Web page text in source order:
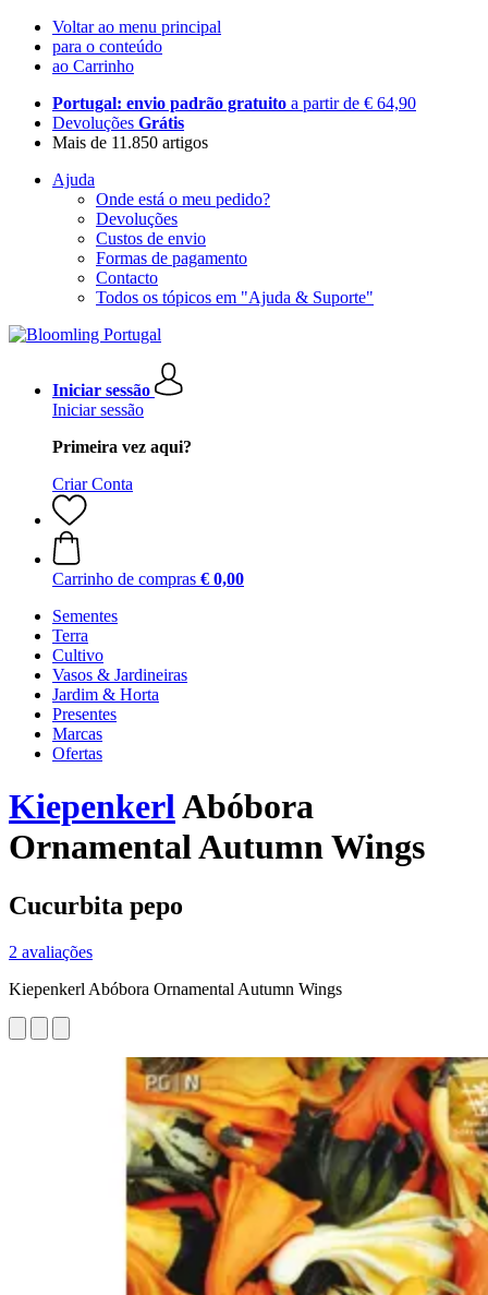
Voltar ao menu principal
para o conteúdo
ao Carrinho
Portugal: envio padrão gratuito a partir de € 64,90
Devoluções Grátis
Mais de 11.850 artigos
Ajuda
Onde está o meu pedido?
Devoluções
Custos de envio
Formas de pagamento
Contacto
Todos os tópicos em "Ajuda & Suporte"
Iniciar sessão
Iniciar sessão
Primeira vez aqui?
Criar Conta
Carrinho de compras € 0,00
Sementes
Terra
Cultivo
Vasos & Jardineiras
Jardim & Horta
Presentes
Marcas
Ofertas
KiepenkerlAbóbora
Ornamental Autumn Wings
Cucurbita pepo
2 avaliações
Kiepenkerl Abóbora Ornamental Autumn Wings